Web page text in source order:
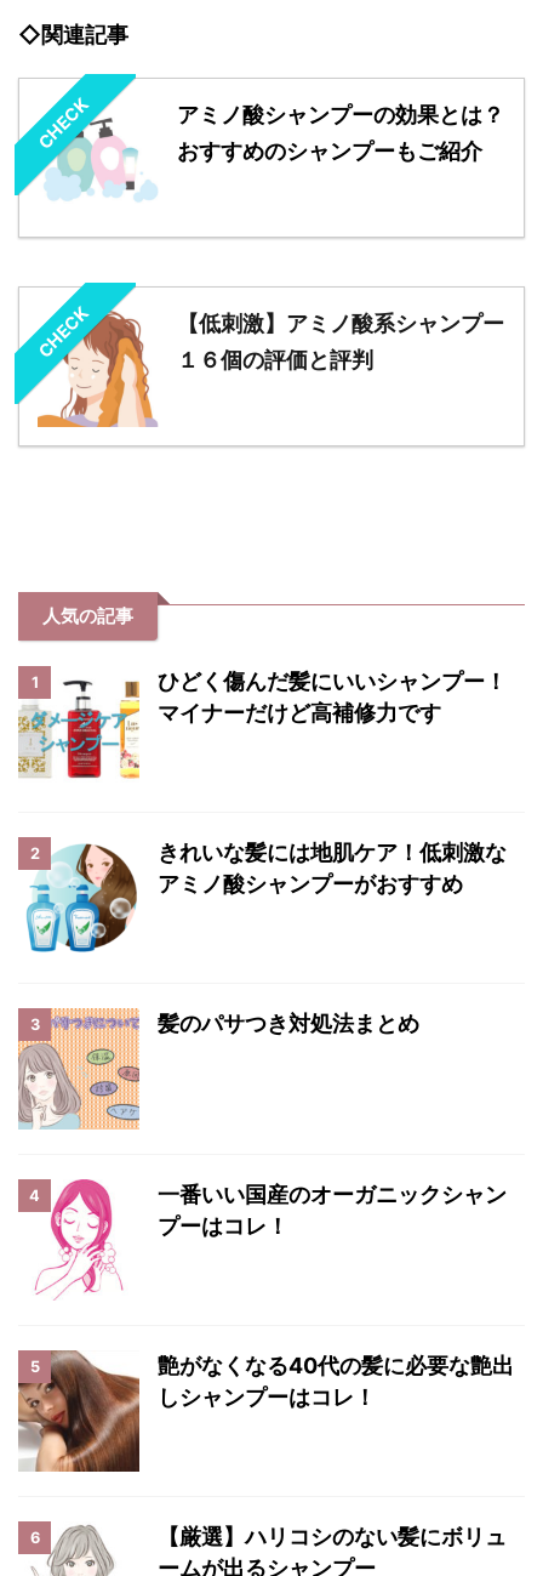
◇関連記事
CHECK
アミノ酸シャンプーの効果とは？
おすすめのシャンプーもご紹介
CHECK
【低刺激】アミノ酸系シャンプー
１６個の評価と評判
人気の記事
1
ひどく傷んだ髪にいいシャンプー！
マイナーだけど高補修力です
2
きれいな髪には地肌ケア！低刺激な
アミノ酸シャンプーがおすすめ
3 髪のパサつき対処法まとめ
4
一番いい国産のオーガニックシャン
プーはコレ！
5
艶がなくなる40代の髪に必要な艶出
しシャンプーはコレ！
6
【厳選】ハリコシのない髪にボリュ
ームが出るシャンプー